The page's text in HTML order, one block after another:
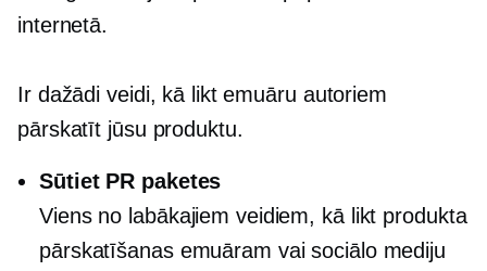
internetā.
Ir dažādi veidi, kā likt emuāru autoriem
pārskatīt jūsu produktu.
Sūtiet PR paketes
Viens no labākajiem veidiem, kā likt produkta
pārskatīšanas emuāram vai sociālo mediju